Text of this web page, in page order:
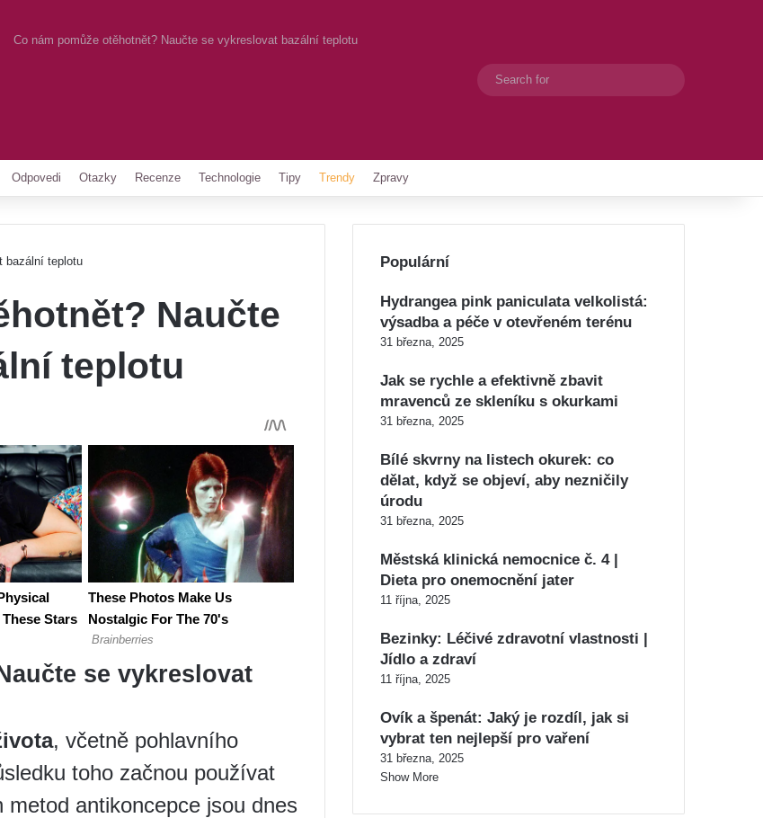
Co nám pomůže otěhotnět? Naučte se vykreslovat bazální teplotu
Switch skin
Odpovedi Otazky Recenze Technologie Tipy Trendy Zpravy
bazální teplotu
Naučte
teplotu
se vykreslovat
, včetně pohlavního
toho začnou používat
antikoncepce jsou dnes
Populární
Hydrangea pink paniculata velkolistá:
výsadba a péče v otevřeném terénu
31 března, 2025
Jak se rychle a efektivně zbavit
mravenců ze skleníku s okurkami
31 března, 2025
Bílé skvrny na listech okurek: co
dělat, když se objeví, aby nezničily
úrodu
31 března, 2025
Městská klinická nemocnice č. 4 |
Dieta pro onemocnění jater
11 října, 2025
Bezinky: Léčivé zdravotní vlastnosti |
Jídlo a zdraví
11 října, 2025
Ovík a špenát: Jaký je rozdíl, jak si
vybrat ten nejlepší pro vaření
31 března, 2025
Show More